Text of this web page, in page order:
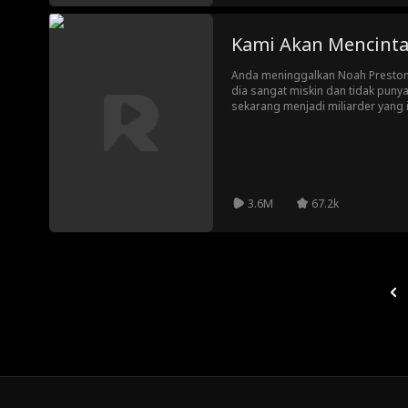
Kami Akan
Anda meninggalkan Noah
dia sangat miskin dan tidak
sekarang menjadi miliarder
3.6M 67.2k